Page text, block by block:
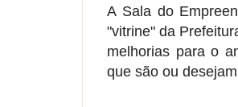
A Sala do
"vitrine" da
melhorias para o
que são ou